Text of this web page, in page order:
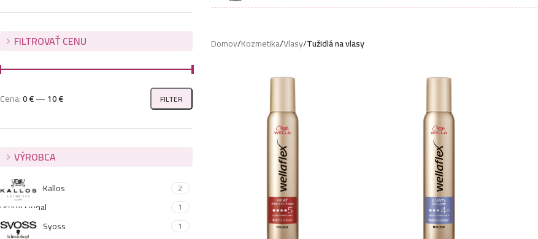
FILTROVAŤ CENU
FILTER
Cena:0 €—10 €
VÝROBCA
Kallos 2
Professional 1
Syoss 1
Domov/Kozmetika/Vlasy/Tužidlá na vlasy